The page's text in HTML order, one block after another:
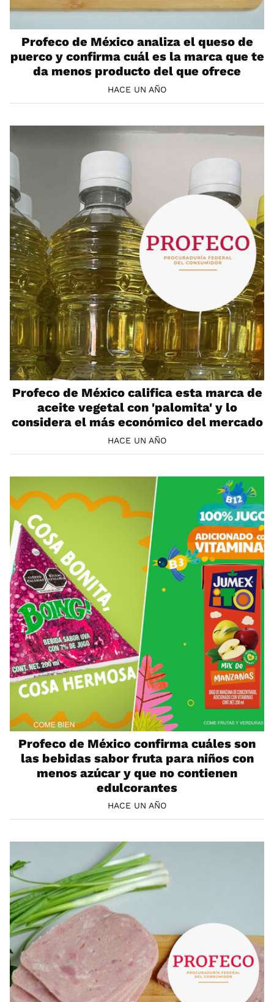
Profeco de México analiza el queso de
puerco y confirma cuál es la marca que te
da menos producto del que ofrece
HACE UN AÑO
Profeco de México califica esta marca de
aceite vegetal con 'palomita' y lo
considera el más económico del mercado
HACE UN AÑO
Profeco de México confirma cuáles son
las bebidas sabor fruta para niños con
menos azúcar y que no contienen
edulcorantes
HACE UN AÑO